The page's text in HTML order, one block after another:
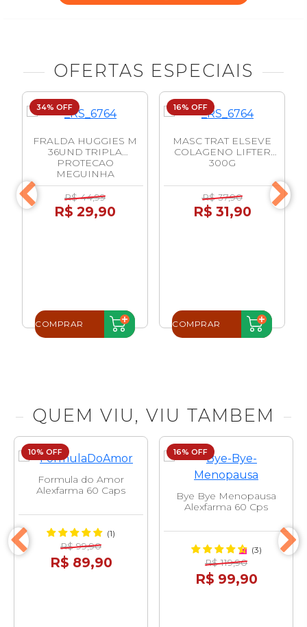
OFERTAS ESPECIAIS
34% OFF
FRALDA HUGGIES M
36UND TRIPLA
PROTECAO
MEGUINHA
R$ 44,99
R$ 29,90
COMPRAR
16% OFF
MASC TRAT ELSEVE
COLAGENO LIFTER
300G
R$ 37,90
R$ 31,90
COMPRAR
QUEM VIU, VIU TAMBEM
10% OFF
Formula do Amor
Alexfarma 60 Caps
(1)
R$ 99,90
R$ 89,90
16% OFF
Bye Bye Menopausa
Alexfarma 60 Cps
(3)
R$ 119,90
R$ 99,90